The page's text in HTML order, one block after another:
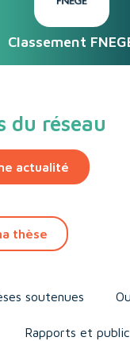
Classement
du réseau
actualité
thèse
soutenues
Rapports et